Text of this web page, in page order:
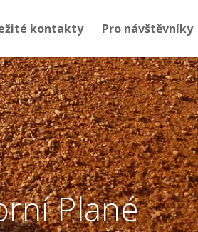
kontakty Pro návštěvníky
Plané